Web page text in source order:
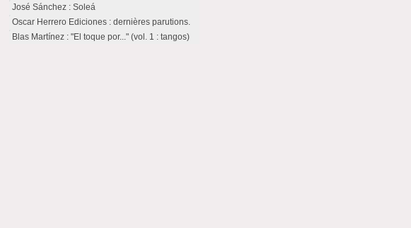
José Sánchez : Soleá
Oscar Herrero Ediciones : dernières parutions.
Blas Martínez : "El toque por..." (vol. 1 : tangos)